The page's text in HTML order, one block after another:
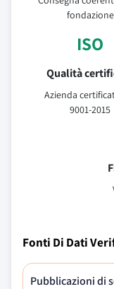
fondazione
ISO
Qualità
Azienda
9001-2015
Fonti Di Dati
Pubblicazioni di